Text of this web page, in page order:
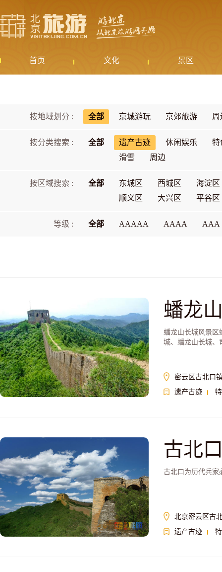
首页 文化 景区
按地域划分 : 全部 京城游玩 京郊旅游 周
按分类搜索 : 全部 遗产古迹 休闲娱乐
特
滑雪
周边
按区域搜索 : 全部 东城区 西城区
海淀区
顺义区
大兴区 平谷区
等级 : 全部 AAAAA AAAA AAA
蟠龙
蟠龙山长城风景区
城、蟠龙山长城、
密云区古北口
遗产古迹
古北
古北口为历代兵家
北京密云区古
遗产古迹